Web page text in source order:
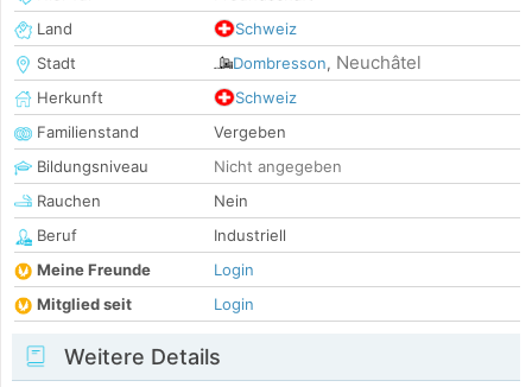
Land
Schweiz
Stadt
Dombresson, Neuchâtel
Herkunft
Schweiz
Familienstand
Vergeben
Bildungsniveau
Nicht angegeben
Rauchen
Nein
Beruf
Industriell
Meine Freunde
Login
Mitglied seit
Login
Weitere Details